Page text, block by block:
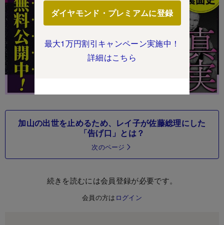
加山の出世を止めるため、レイ子が佐藤総理にした
「告げ口」とは？
次のページ
続きを読むには会員登録が必要です。
会員の方は ログイン
ダイヤモンド・プレミアムに登録
最大1万円割引キャンペーン実施中！
詳細はこちら